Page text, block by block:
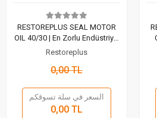
RESTOREPLUS SEAL MOTOR
OIL 40/30 | En Zorlu Endüstriyel
Koşullar İçin Maksimum Zırh
(20 Lt)
Restoreplus
0,00 TL
السعر في سلة تسوقكم
0,00 TL